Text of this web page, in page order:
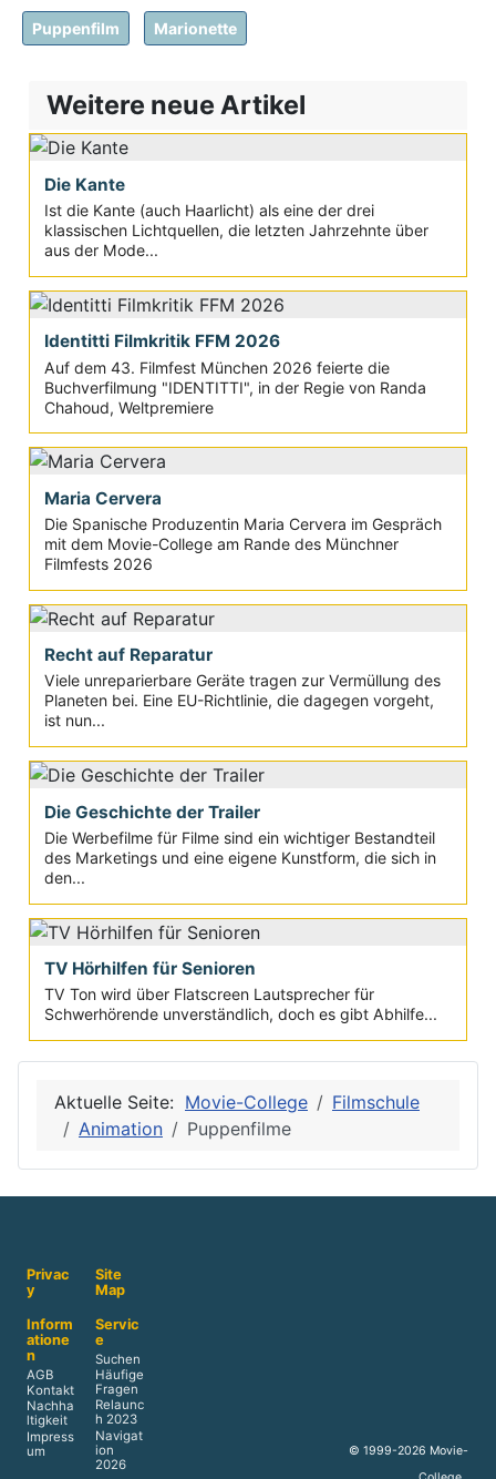
Puppenfilm Marionette
Weitere neue Artikel
Die Kante
Ist die Kante (auch Haarlicht) als eine der drei
klassischen Lichtquellen, die letzten Jahrzehnte über
aus der Mode...
Identitti Filmkritik FFM 2026
Auf dem 43. Filmfest München 2026 feierte die
Buchverfilmung "IDENTITTI", in der Regie von Randa
Chahoud, Weltpremiere
Maria Cervera
Die Spanische Produzentin Maria Cervera im Gespräch
mit dem Movie-College am Rande des Münchner
Filmfests 2026
Recht auf Reparatur
Viele unreparierbare Geräte tragen zur Vermüllung des
Planeten bei. Eine EU-Richtlinie, die dagegen vorgeht,
ist nun...
Die Geschichte der Trailer
Die Werbefilme für Filme sind ein wichtiger Bestandteil
des Marketings und eine eigene Kunstform, die sich in
den...
TV Hörhilfen für Senioren
TV Ton wird über Flatscreen Lautsprecher für
Schwerhörende unverständlich, doch es gibt Abhilfe...
Aktuelle Seite: Movie-College
Filmschule
Animation
Puppenfilme
Privac
y
Site
Map
Inform
atione
n
AGB
Kontakt
Nachha
ltigkeit
Impress
um
Servic
e
Suchen
Häufige
Fragen
Relaunc
h 2023
Navigat
ion
2026
© 1999-2026 Movie-